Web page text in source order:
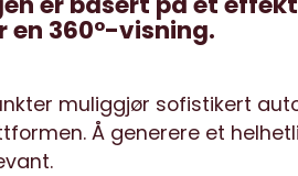
360°-visning.
muliggjør sofistikert
Å generere et